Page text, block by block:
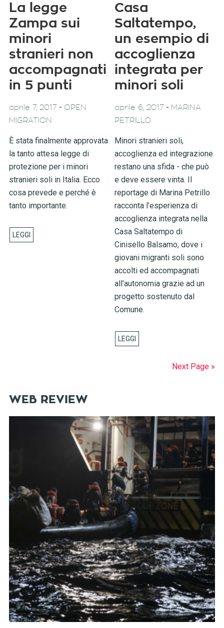
La legge
Zampa sui
minori
stranieri non
accompagnati
in 5 punti
aprile 7, 2017 - OPEN
MIGRATION
È stata finalmente approvata
la tanto attesa legge di
protezione per i minori
stranieri soli in Italia. Ecco
cosa prevede e perché è
tanto importante.
Casa
Saltatempo,
un esempio di
accoglienza
integrata per
minori soli
aprile 6, 2017 - MARINA
PETRILLO
Minori stranieri soli,
accoglienza ed integrazione
restano una sfida - che può
e deve essere vinta. Il
reportage di Marina Petrillo
racconta l’esperienza di
accoglienza integrata nella
Casa Saltatempo di
Cinisello Balsamo, dove i
giovani migranti soli sono
accolti ed accompagnati
all’autonomia grazie ad un
progetto sostenuto dal
Comune.
Next Page »
WEB REVIEW